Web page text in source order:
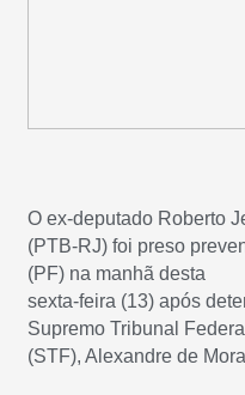
O ex-deputado Roberto
(PTB-RJ) foi preso
(PF) na manhã desta
sexta-feira (13) após
Supremo Tribunal Federal
(STF), Alexandre de